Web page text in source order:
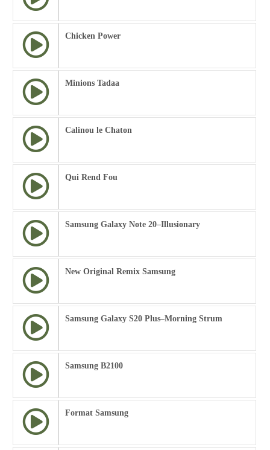
Chicken Power
Minions Tadaa
Calinou le Chaton
Qui Rend Fou
Samsung Galaxy Note 20–Illusionary
New Original Remix Samsung
Samsung Galaxy S20 Plus–Morning Strum
Samsung B2100
Format Samsung